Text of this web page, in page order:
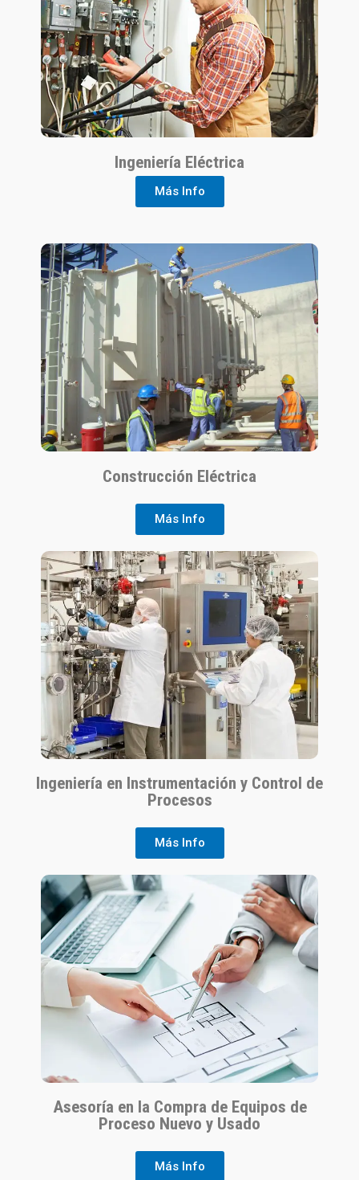
Ingeniería Eléctrica
Más Info
Construcción Eléctrica
Más Info
Ingeniería en Instrumentación y Control de
Procesos
Más Info
Asesoría en la Compra de Equipos de
Proceso Nuevo y Usado
Más Info